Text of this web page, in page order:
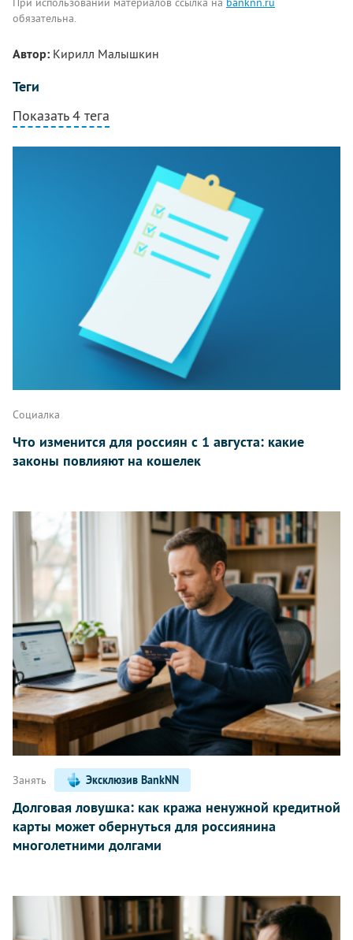
обязательна.
Автор: Кирилл Малышкин
Теги
Показать 4 тега
Написать
Социалка
Что изменится для россиян с 1 августа: какие
законы повлияют на кошелек
Занять Эксклюзив BankNN
Долговая ловушка: как кража ненужной кредитной
карты может обернуться для россиянина
многолетними долгами